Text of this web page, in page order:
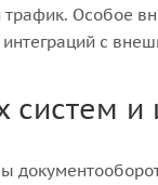
Особое
с
систем и